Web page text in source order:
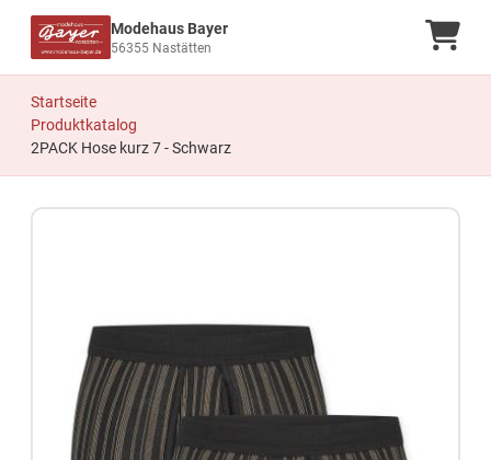
Modehaus Bayer
56355 Nastätten
Startseite
Produktkatalog
2PACK Hose kurz 7 - Schwarz